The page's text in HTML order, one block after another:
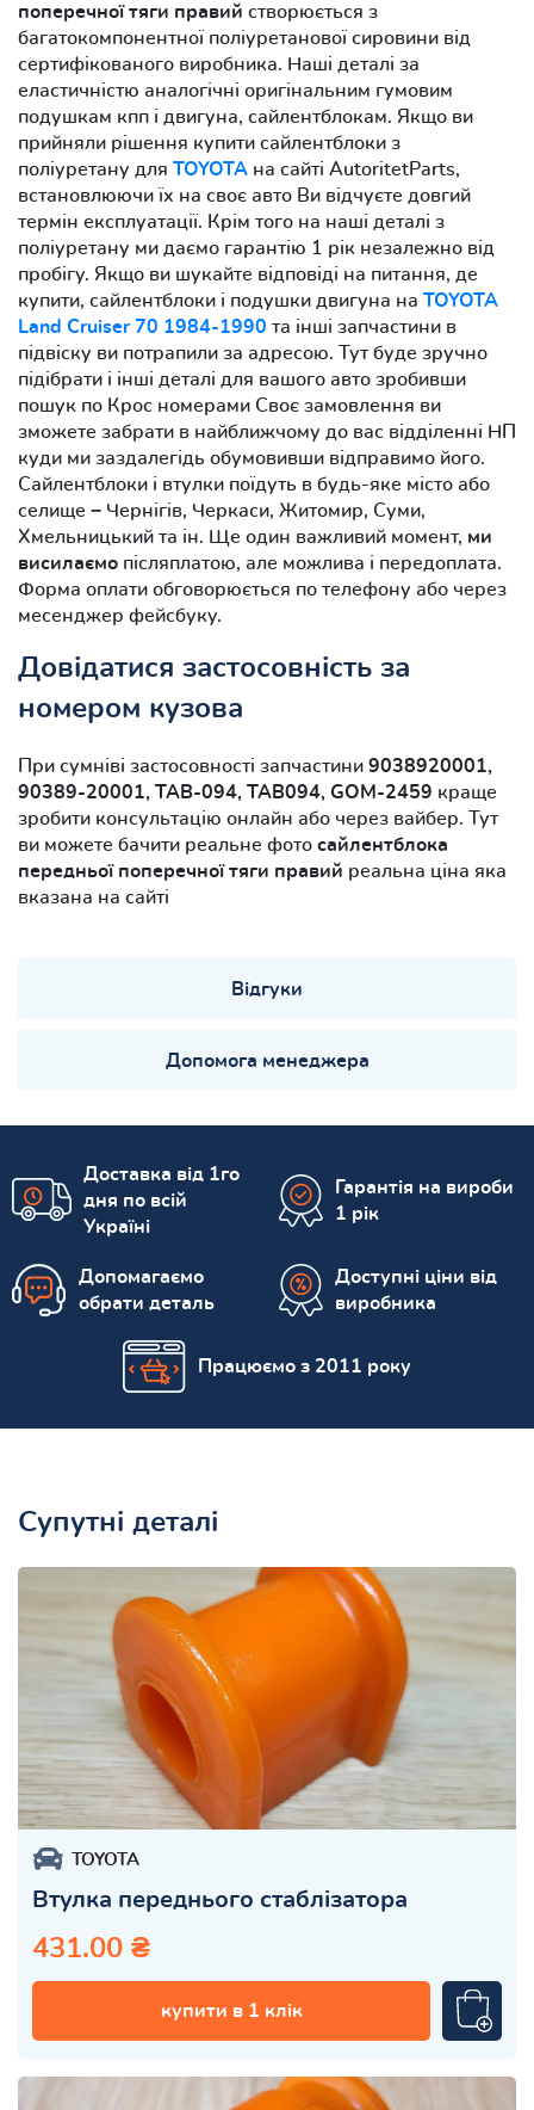
поперечної тяги правий створюється з
багатокомпонентної поліуретанової сировини від
сертифікованого виробника. Наші деталі за
еластичністю аналогічні оригінальним гумовим
подушкам кпп і двигуна, сайлентблокам. Якщо ви
прийняли рішення купити сайлентблоки з
поліуретану для TOYOTA на сайті AutoritetParts,
встановлюючи їх на своє авто Ви відчуєте довгий
термін експлуатації. Крім того на наші деталі з
поліуретану ми даємо гарантію 1 рік незалежно від
пробігу. Якщо ви шукайте відповіді на питання, де
купити, сайлентблоки і подушки двигуна на TOYOTA
Land Cruiser 70 1984-1990 та інші запчастини в
підвіску ви потрапили за адресою. Тут буде зручно
підібрати і інші деталі для вашого авто зробивши
пошук по Крос номерами Своє замовлення ви
зможете забрати в найближчому до вас відділенні НП
куди ми заздалегідь обумовивши відправимо його.
Сайлентблоки і втулки поїдуть в будь-яке місто або
селище − Чернігів, Черкаси, Житомир, Суми,
Хмельницький та ін. Ще один важливий момент, ми
висилаємо післяплатою, але можлива і передоплата.
Форма оплати обговорюється по телефону або через
месенджер фейсбуку.
Довідатися застосовність за
номером кузова
При сумніві застосовності запчастини 9038920001,
90389-20001, TAB-094, TAB094, GOM-2459 краще
зробити консультацію онлайн або через вайбер. Тут
ви можете бачити реальне фото сайлентблока
передньої поперечної тяги правий реальна ціна яка
вказана на сайті
Відгуки
Допомога менеджера
Доставка від 1го
дня по всій
Україні
Гарантія на вироби
1 рік
Допомагаємо
обрати деталь
Доступні ціни від
виробника
Працюємо з 2011 року
Супутні деталі
TOYOTA
Втулка переднього стаблізатора
431.00 ₴
купити в 1 клік